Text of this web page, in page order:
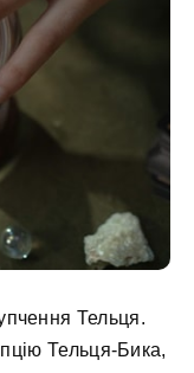
Тельця.
Тельця-Бика,